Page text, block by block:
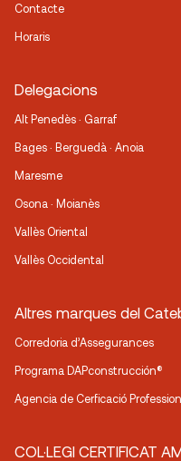
Contacte
Horaris
Delegacions
Alt Penedès · Garraf
Bages · Berguedà · Anoia
Maresme
Osona · Moianès
Vallès Oriental
Vallès Occidental
Altres marques del
Corredoria d’Assegurances
Programa DAPconstrucción®
Agencia de Cerficació
COL·LEGI CERTIFICAT